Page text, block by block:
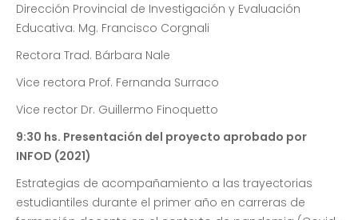
Dirección Provincial de Investigación y Evaluación
Educativa. Mg. Francisco Corgnali
Rectora Trad. Bárbara Nale
Vice rectora Prof. Fernanda Surraco
Vice rector Dr. Guillermo Finoquetto
9:30 hs. Presentación del proyecto aprobado por
INFOD (2021)
Estrategias de acompañamiento a las trayectorias
estudiantiles durante el primer año en carreras de